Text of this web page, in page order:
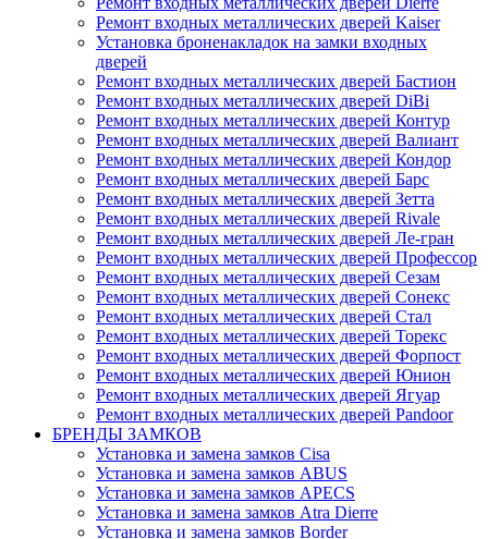
Ремонт входных металлических дверей Kaiser
Установка броненакладок на замки входных
дверей
Ремонт входных металлических дверей Бастион
Ремонт входных металлических дверей DiBi
Ремонт входных металлических дверей Контур
Ремонт входных металлических дверей Валиант
Ремонт входных металлических дверей Кондор
Ремонт входных металлических дверей Барс
Ремонт входных металлических дверей Зетта
Ремонт входных металлических дверей Rivale
Ремонт входных металлических дверей Ле-гран
Ремонт входных металлических дверей Профессор
Ремонт входных металлических дверей Сезам
Ремонт входных металлических дверей Сонекс
Ремонт входных металлических дверей Стал
Ремонт входных металлических дверей Торекс
Ремонт входных металлических дверей Форпост
Ремонт входных металлических дверей Юнион
Ремонт входных металлических дверей Ягуар
Ремонт входных металлических дверей Pandoor
БРЕНДЫ ЗАМКОВ
Установка и замена замков Cisa
Установка и замена замков ABUS
Установка и замена замков APECS
Установка и замена замков Atra Dierre
Установка и замена замков Border